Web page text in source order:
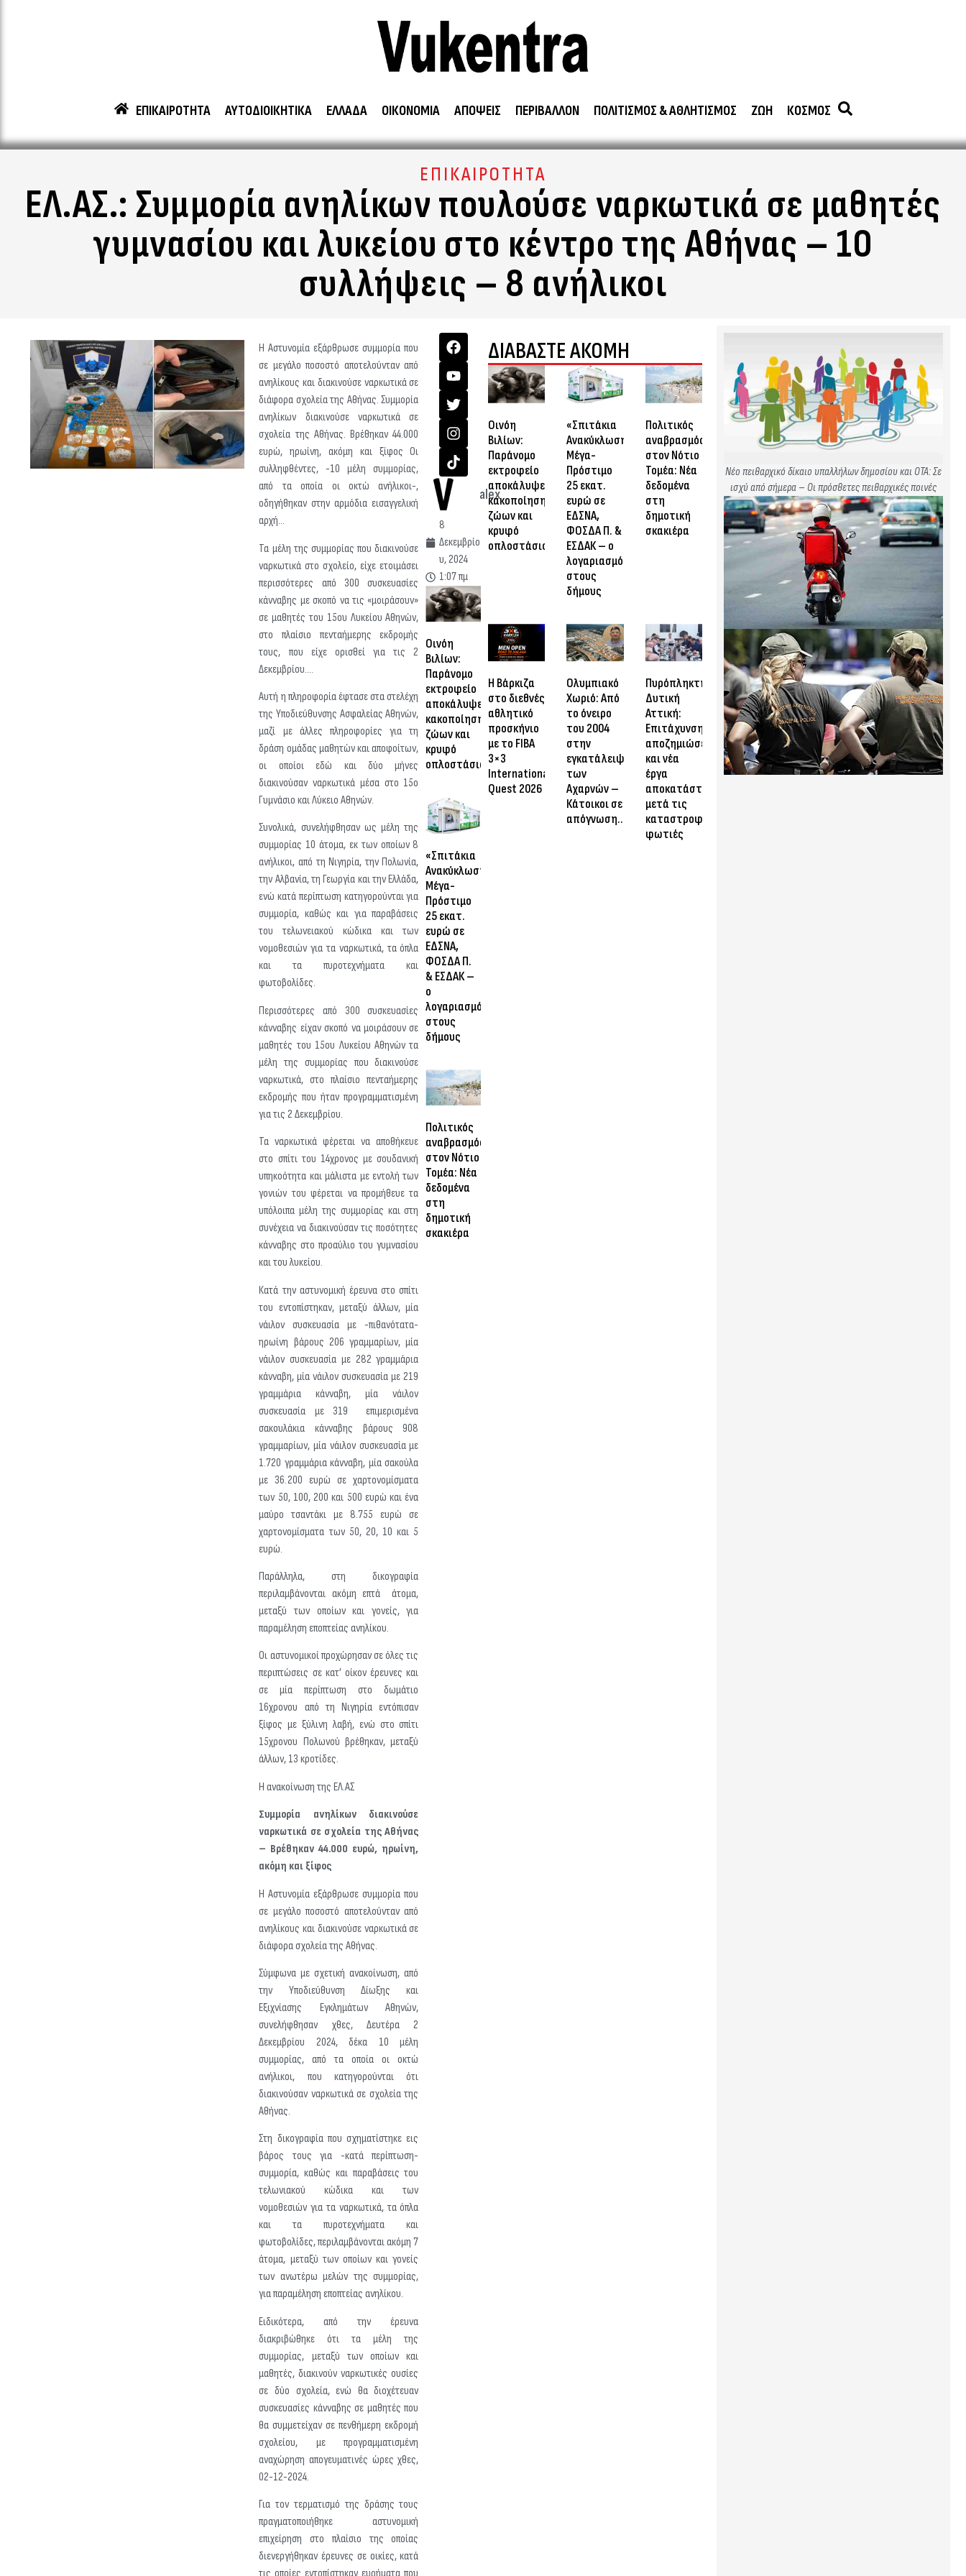
ΕΠΙΚΑΙΡΟΤΗΤΑ ΑΥΤΟΔΙΟΙΚΗΤΙΚΑ ΕΛΛΑΔΑ ΟΙΚΟΝΟΜΙΑ ΑΠΟΨΕΙΣ ΠΕΡΙΒΑΛΛΟΝ ΠΟΛΙΤΙΣΜΟΣ & ΑΘΛΗΤΙΣΜΟΣ ΖΩΗ ΚΟΣΜΟΣ
ΕΠΙΚΑΙΡΟΤΗΤΑ
ΕΛ.ΑΣ.: Συμμορία ανηλίκων πουλούσε ναρκωτικά σε μαθητές
γυμνασίου και λυκείου στο κέντρο της Αθήνας – 10
συλλήψεις – 8 ανήλικοι
Η Αστυνομία εξάρθρωσε συμμορία που
σε μεγάλο ποσοστό αποτελούνταν από
ανηλίκους και διακινούσε ναρκωτικά σε
διάφορα σχολεία της Αθήνας. Συμμορία
ανηλίκων διακινούσε ναρκωτικά σε
σχολεία της Αθήνας. Βρέθηκαν 44.000
ευρώ, ηρωίνη, ακόμη και ξίφος Οι
συλληφθέντες, -10 μέλη συμμορίας,
από τα οποία οι οκτώ ανήλικοι-,
οδηγήθηκαν στην αρμόδια εισαγγελική
αρχή…
Τα μέλη της συμμορίας που διακινούσε
ναρκωτικά στο σχολείο, είχε ετοιμάσει
περισσότερες από 300 συσκευασίες
κάνναβης με σκοπό να τις «μοιράσουν»
σε μαθητές του 15ου Λυκείου Αθηνών,
στο πλαίσιο πενταήμερης εκδρομής
τους, που είχε ορισθεί για τις 2
Δεκεμβρίου….
Αυτή η πληροφορία έφτασε στα στελέχη
της Υποδιεύθυνσης Ασφαλείας Αθηνών,
μαζί με άλλες πληροφορίες για τη
δράση ομάδας μαθητών και αποφοίτων,
οι οποίοι εδώ και δύο μήνες
διακινούσαν ναρκωτικά μέσα στο 15ο
Γυμνάσιο και Λύκειο Αθηνών.
Συνολικά, συνελήφθησαν ως μέλη της
συμμορίας 10 άτομα, εκ των οποίων 8
ανήλικοι, από τη Νιγηρία, την Πολωνία,
την Αλβανία, τη Γεωργία και την Ελλάδα,
ενώ κατά περίπτωση κατηγορούνται για
συμμορία, καθώς και για παραβάσεις
του τελωνειακού κώδικα και των
νομοθεσιών για τα ναρκωτικά, τα όπλα
και τα πυροτεχνήματα και
φωτοβολίδες.
Περισσότερες από 300 συσκευασίες
κάνναβης είχαν σκοπό να μοιράσουν σε
μαθητές του 15ου Λυκείου Αθηνών τα
μέλη της συμμορίας που διακινούσε
ναρκωτικά, στο πλαίσιο πενταήμερης
εκδρομής που ήταν προγραμματισμένη
για τις 2 Δεκεμβρίου.
Τα ναρκωτικά φέρεται να αποθήκευε
στο σπίτι του 14χρονος με σουδανική
υπηκοότητα και μάλιστα με εντολή των
γονιών του φέρεται να προμήθευε τα
υπόλοιπα μέλη της συμμορίας και στη
συνέχεια να διακινούσαν τις ποσότητες
κάνναβης στο προαύλιο του γυμνασίου
και του λυκείου.
Κατά την αστυνομική έρευνα στο σπίτι
του εντοπίστηκαν, μεταξύ άλλων, μία
νάιλον συσκευασία με -πιθανότατα-
ηρωίνη βάρους 206 γραμμαρίων, μία
νάιλον συσκευασία με 282 γραμμάρια
κάνναβη, μία νάιλον συσκευασία με 219
γραμμάρια κάνναβη, μία νάιλον
συσκευασία με 319 επιμερισμένα
σακουλάκια κάνναβης βάρους 908
γραμμαρίων, μία νάιλον συσκευασία με
1.720 γραμμάρια κάνναβη, μία σακούλα
με 36.200 ευρώ σε χαρτονομίσματα
των 50, 100, 200 και 500 ευρώ και ένα
μαύρο τσαντάκι με 8.755 ευρώ σε
χαρτονομίσματα των 50, 20, 10 και 5
ευρώ.
Παράλληλα, στη δικογραφία
περιλαμβάνονται ακόμη επτά άτομα,
μεταξύ των οποίων και γονείς, για
παραμέληση εποπτείας ανηλίκου.
Οι αστυνομικοί προχώρησαν σε όλες τις
περιπτώσεις σε κατ’ οίκον έρευνες και
σε μία περίπτωση στο δωμάτιο
16χρονου από τη Νιγηρία εντόπισαν
ξίφος με ξύλινη λαβή, ενώ στο σπίτι
15χρονου Πολωνού βρέθηκαν, μεταξύ
άλλων, 13 κροτίδες.
Η ανακοίνωση της ΕΛ.ΑΣ
Συμμορία ανηλίκων διακινούσε
ναρκωτικά σε σχολεία της Αθήνας
– Βρέθηκαν 44.000 ευρώ, ηρωίνη,
ακόμη και ξίφος
Η Αστυνομία εξάρθρωσε συμμορία που
σε μεγάλο ποσοστό αποτελούνταν από
ανηλίκους και διακινούσε ναρκωτικά σε
διάφορα σχολεία της Αθήνας.
Σύμφωνα με σχετική ανακοίνωση, από
την Υποδιεύθυνση Δίωξης και
Εξιχνίασης Εγκλημάτων Αθηνών,
συνελήφθησαν χθες, Δευτέρα 2
Δεκεμβρίου 2024, δέκα 10 μέλη
συμμορίας, από τα οποία οι οκτώ
ανήλικοι, που κατηγορούνται ότι
διακινούσαν ναρκωτικά σε σχολεία της
Αθήνας.
Στη δικογραφία που σχηματίστηκε εις
βάρος τους για -κατά περίπτωση-
συμμορία, καθώς και παραβάσεις του
τελωνιακού κώδικα και των
νομοθεσιών για τα ναρκωτικά, τα όπλα
και τα πυροτεχνήματα και
φωτοβολίδες, περιλαμβάνονται ακόμη 7
άτομα, μεταξύ των οποίων και γονείς
των ανωτέρω μελών της συμμορίας,
για παραμέληση εποπτείας ανηλίκου.
Ειδικότερα, από την έρευνα
διακριβώθηκε ότι τα μέλη της
συμμορίας, μεταξύ των οποίων και
μαθητές, διακινούν ναρκωτικές ουσίες
σε δύο σχολεία, ενώ θα διοχέτευαν
συσκευασίες κάνναβης σε μαθητές που
θα συμμετείχαν σε πενθήμερη εκδρομή
σχολείου, με προγραμματισμένη
αναχώρηση απογευματινές ώρες χθες,
02-12-2024.
Για τον τερματισμό της δράσης τους
πραγματοποιήθηκε αστυνομική
επιχείρηση στο πλαίσιο της οποίας
διενεργήθηκαν έρευνες σε οικίες, κατά
alex
8
Δεκεμβρίο
υ, 2024
1:07 πμ
Οινόη
Βιλίων:
Παράνομο
εκτροφείο
αποκάλυψε
κακοποίηση
ζώων και
κρυφό
οπλοστάσιο
«Σπιτάκια
Ανακύκλωσης»:
Μέγα-
Πρόστιμο
25 εκατ.
ευρώ σε
ΕΔΣΝΑ,
ΦΟΣΔΑ Π.
& ΕΣΔΑΚ –
ο
λογαριασμός
στους
δήμους
Πολιτικός
αναβρασμός
στον Νότιο
Τομέα: Νέα
δεδομένα
στη
δημοτική
σκακιέρα
ΔΙΑΒΑΣΤΕ ΑΚΟΜΗ
Οινόη
Βιλίων:
Παράνομο
εκτροφείο
αποκάλυψε
κακοποίηση
ζώων και
κρυφό
οπλοστάσιο
«Σπιτάκια
Ανακύκλωσης»:
Μέγα-
Πρόστιμο
25 εκατ.
ευρώ σε
ΕΔΣΝΑ,
ΦΟΣΔΑ Π. &
ΕΣΔΑΚ – ο
λογαριασμός
στους
δήμους
Πολιτικός
αναβρασμός
στον Νότιο
Τομέα: Νέα
δεδομένα
στη
δημοτική
σκακιέρα
Η Βάρκιζα
στο διεθνές
αθλητικό
προσκήνιο
με το FIBA
3×3
International
Quest 2026
Ολυμπιακό
Χωριό: Από
το όνειρο
του 2004
στην
εγκατάλειψη
των
Αχαρνών –
Κάτοικοι σε
απόγνωση…
Πυρόπληκτη
Δυτική
Αττική:
Επιτάχυνση
αποζημιώσεων
και νέα
έργα
αποκατάστασης
μετά τις
καταστροφικές
φωτιές
Νέο πειθαρχικό δίκαιο υπαλλήλων δημοσίου και ΟΤΑ: Σε
ισχύ από σήμερα – Οι πρόσθετες πειθαρχικές ποινές